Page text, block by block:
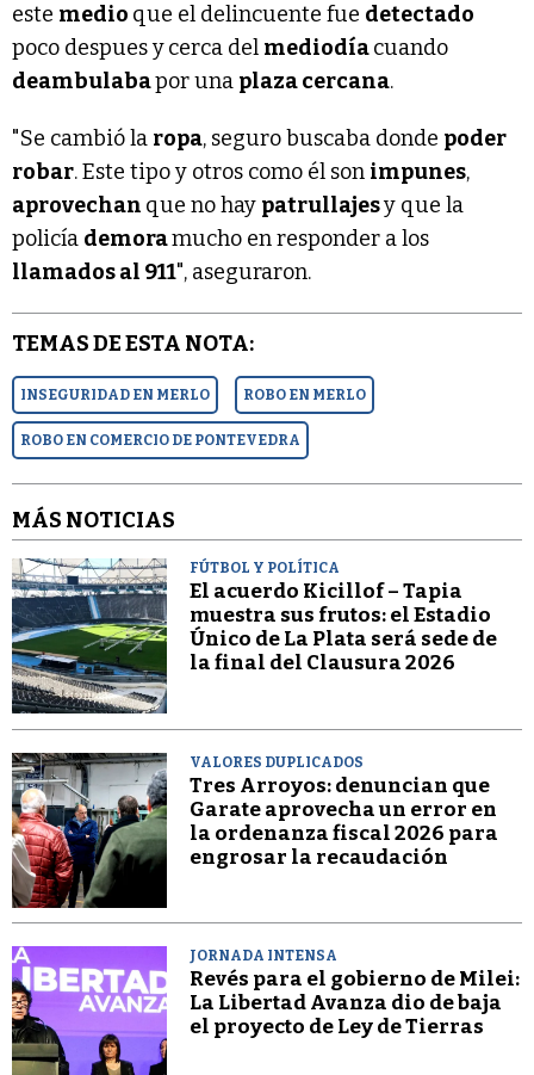
este medio que el delincuente fue detectado
poco despues ycerca del mediodíacuando
deambulabapor una plaza cercana.
"Se cambió la ropa, seguro buscaba donde poder
robar. Este tipo y otros como él son impunes,
aprovechan que no hay patrullajesy que la
policía demoramucho en responder a los
llamados al 911", aseguraron.
TEMAS DE ESTA NOTA:
INSEGURIDAD EN MERLO ROBO EN MERLO
ROBO EN COMERCIO DE PONTEVEDRA
MÁS NOTICIAS
FÚTBOL Y POLÍTICA
El acuerdo Kicillof – Tapia
muestra sus frutos: el Estadio
Único de La Plata será sede de
la final del Clausura 2026
VALORES DUPLICADOS
Tres Arroyos: denuncian que
Garate aprovecha un error en
la ordenanza fiscal 2026 para
engrosar la recaudación
JORNADA INTENSA
Revés para el gobierno de Milei:
La Libertad Avanza dio de baja
el proyecto de Ley de Tierras